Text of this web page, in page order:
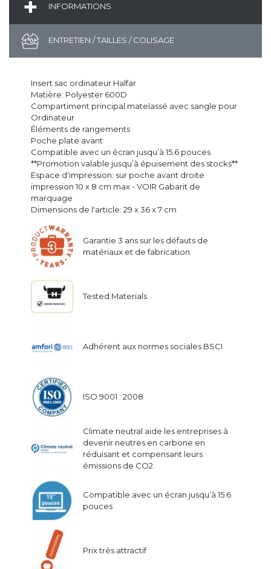
INFORMATIONS
ENTRETIEN / TAILLES / COLISAGE
Insert sac ordinateur Halfar
Matière: Polyester 600D
Compartiment principal matelassé avec sangle pour
Ordinateur
Éléments de rangements
Poche plate avant
Compatible avec un écran jusqu’à 15.6 pouces
**Promotion valable jusqu’à épuisement des stocks**
Espace d'impression: sur poche avant droite
impression 10 x 8 cm max - VOIR Gabarit de
marquage
Dimensions de l'article: 29 x 36 x 7 cm
Garantie 3 ans sur les défauts de
matériaux et de fabrication.
Tested Materials
Adhérent aux normes sociales BSCI
ISO 9001 : 2008
Climate neutral aide les entreprises à
devenir neutres en carbone en
réduisant et compensant leurs
émissions de CO2.
Compatible avec un écran jusqu’à 15.6
pouces
Prix très attractif